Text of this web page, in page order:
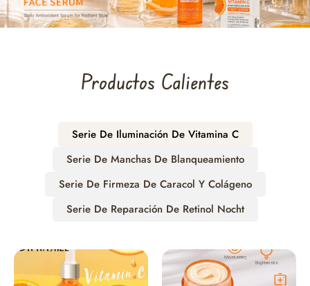
Productos Calientes
Serie De Iluminación De Vitamina C
Serie De Manchas De Blanqueamiento
Serie De Firmeza De Caracol Y Colágeno
Serie De Reparación De Retinol Nocht